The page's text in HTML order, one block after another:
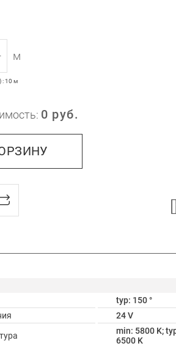
м
: 10 м
0 руб.
typ: 150 °
24 V
min: 5800 K;
6500 K